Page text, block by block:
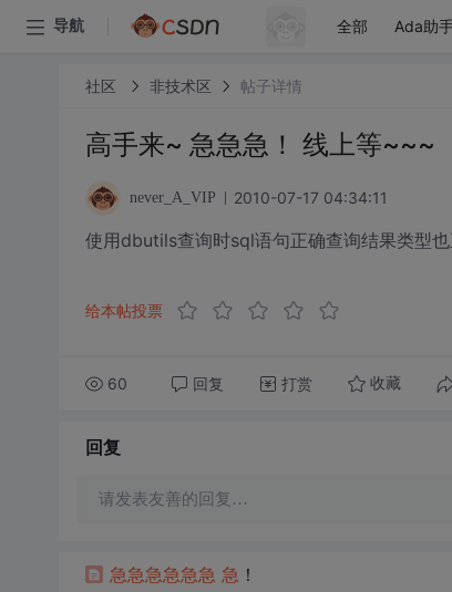
导航 全部 Ada助
社区 非技术区 帖子详情
高手来~ 急急急！ 线上等~~~
never_A_VIP 2010-07-17 04:34:11
使用dbutils查询时sql语句正确查询结果类型
给本帖投票
60 回复 打赏 收藏
回复
请发表友善的回复…
急急急急急急 急 ！